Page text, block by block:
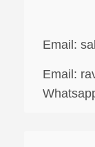
Email:
Email: